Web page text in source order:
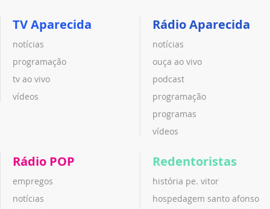
TV Aparecida
notícias
programação
tv ao vivo
vídeos
Rádio Aparecida
notícias
ouça ao vivo
podcast
programação
programas
vídeos
Rádio POP
empregos
notícias
Redentoristas
história pe. vitor
hospedagem santo afonso